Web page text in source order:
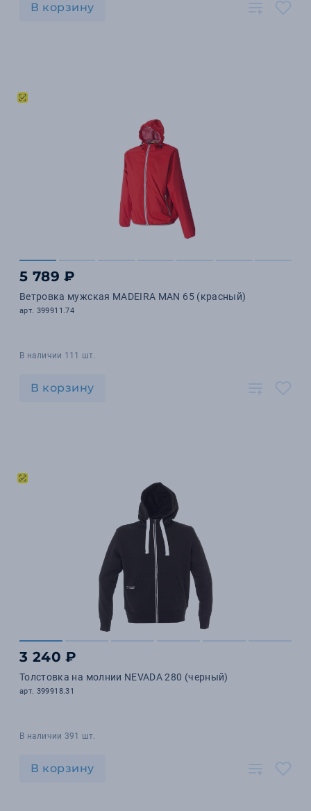
В корзину
5 789 ₽
Ветровка мужская MADEIRA MAN 65 (красный)
арт. 399911.74
В наличии 111 шт.
В корзину
3 240 ₽
Толстовка на молнии NEVADA 280 (черный)
арт. 399918.31
В наличии 391 шт.
В корзину